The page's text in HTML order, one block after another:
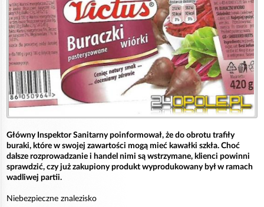
Główny Inspektor Sanitarny poinformował, że do obrotu trafiły
buraki, które w swojej zawartości mogą mieć kawałki szkła. Choć
dalsze rozprowadzanie i handel nimi są wstrzymane, klienci powinni
sprawdzić, czy już zakupiony produkt wyprodukowany był w ramach
wadliwej partii.
Niebezpieczne znalezisko